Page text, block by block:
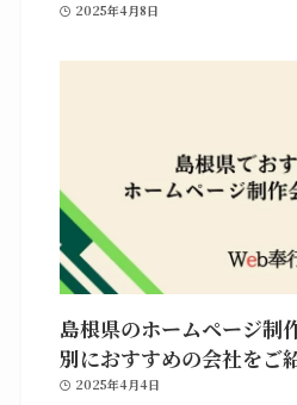
2025年4月8日
島根県のホームページ制
別におすすめの会社をご
2025年4月4日